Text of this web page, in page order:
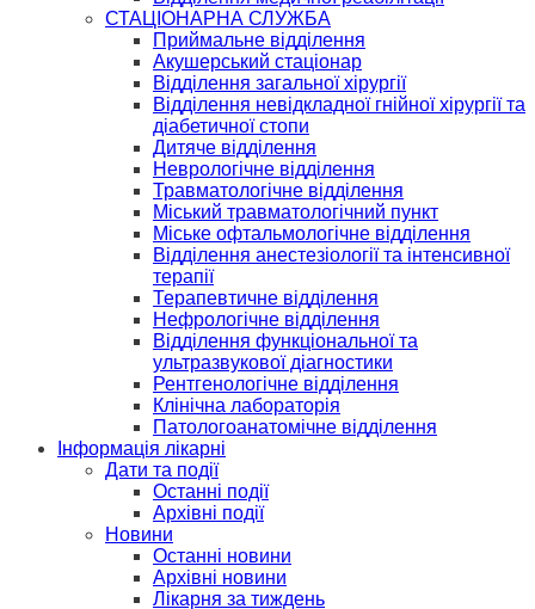
СТАЦІОНАРНА СЛУЖБА
Приймальне відділення
Акушерський стаціонар
Відділення загальної хірургії
Відділення невідкладної гнійної хірургії та
діабетичної стопи
Дитяче відділення
Неврологічне відділення
Травматологічне відділення
Міський травматологічний пункт
Міське офтальмологічне відділення
Відділення анестезіології та інтенсивної
терапії
Терапевтичне відділення
Нефрологічне відділення
Відділення функціональної та
ультразвукової діагностики
Рентгенологічне відділення
Клінічна лабораторія
Патологоанатомічне відділення
Інформація лікарні
Дати та події
Останні події
Архівні події
Новини
Останні новини
Архівні новини
Лікарня за тиждень